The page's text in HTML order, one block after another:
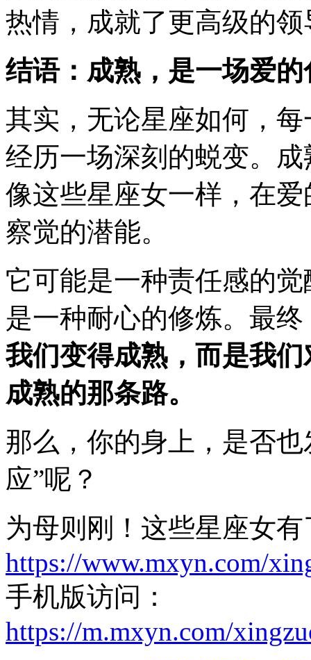
热情，成就了更高级的领
结语：成熟，是一场爱
其实，无论星座如何，
经历一场深刻的蜕变。
像这些星座女一样，在
察觉的潜能。
它可能是一种责任感的
是一种耐心的修炼。最
我们变得成熟，而是我
成熟的那条路。
那么，你的身上，是否
应”呢？
为母则刚！这些星座女
https://www.mxyn.com/
手机版访问：
https://m.mxyn.com/